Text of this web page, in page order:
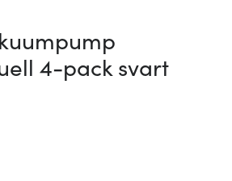
4-pack svart